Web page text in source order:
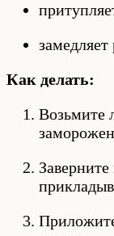
Как делать:
Возьмите